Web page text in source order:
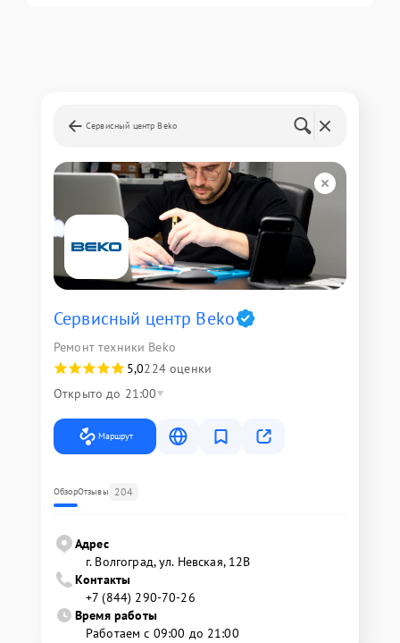
Сервисный центр Beko
Сервисный центр Beko
Ремонт техники Beko
5,0224 оценки
Открыто до 21:00
Маршрут
ОбзорОтзывы 204
Адрес
г. Волгоград, ул. Невская, 12В
Контакты
+7 (844) 290-70-26
Время работы
Работаем с 09:00 до 21:00